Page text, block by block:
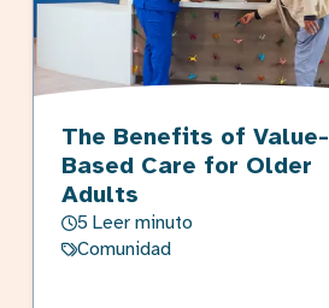
The Benefits of Value-
Based Care for Older
Adults
5 Leer minuto
Comunidad